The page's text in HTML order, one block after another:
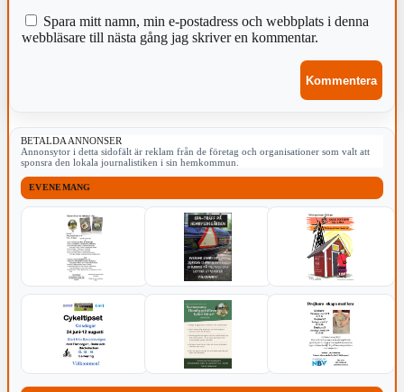
Spara mitt namn, min e-postadress och webbplats i denna
webbläsare till nästa gång jag skriver en kommentar.
BETALDA ANNONSER
Annonsytor i detta sidofält är reklam från de företag och organisationer som valt att
sponsra den lokala journalistiken i sin hemkommun.
EVENEMANG